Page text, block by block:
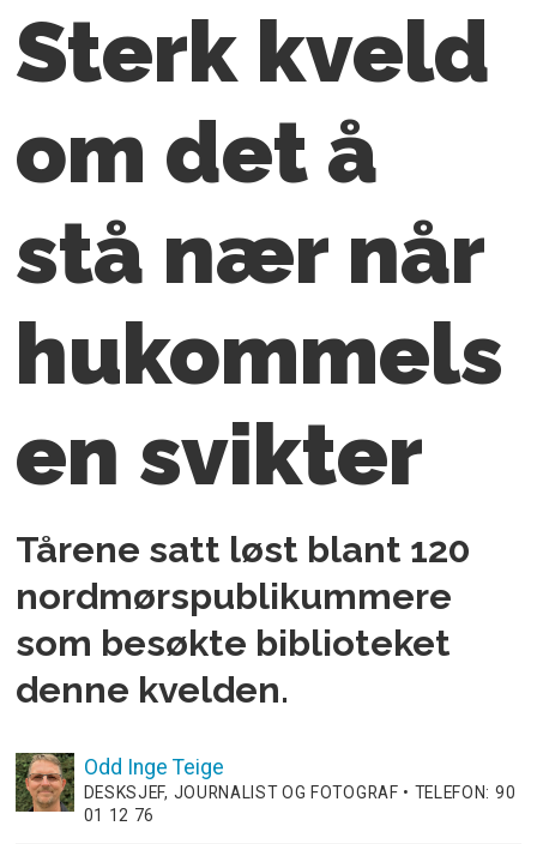
Sterk kveld
om det å
stå nær når
hukommels
en svikter
Tårene satt løst blant 120
nordmørspublikummere
som besøkte biblioteket
denne kvelden.
Odd Inge Teige
DESKSJEF, JOURNALIST OG FOTOGRAF • TELEFON: 90
01 12 76